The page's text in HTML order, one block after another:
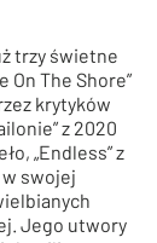
trzy świetne
On The Shore”
krytyków
z 2020
„Endless” z
w swojej
Jego utwory